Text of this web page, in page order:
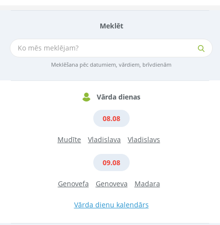
Meklēt
Meklēšana pēc datumiem, vārdiem, brīvdienām
Vārda dienas
08.08
Mudīte Vladislava Vladislavs
09.08
Genovefa Genoveva Madara
Vārda dienu kalendārs